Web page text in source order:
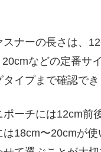
ファスナーまとめ！長
ない選び方
ナーの長さは、
などの定番サ
イプまで確認でき
ーチには12cm前
18cm〜20cmが使